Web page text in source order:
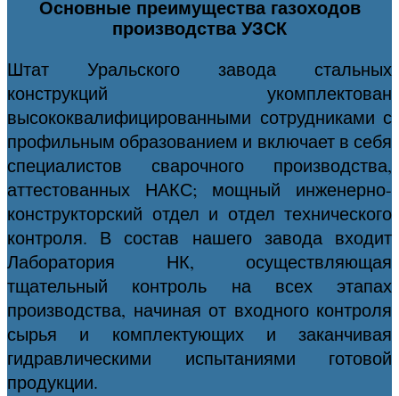
Основные преимущества газоходов
производства УЗСК
Штат Уральского завода стальных
конструкций укомплектован
высококвалифицированными сотрудниками с
профильным образованием и включает в себя
специалистов сварочного производства,
аттестованных НАКС; мощный инженерно-
конструкторский отдел и отдел технического
контроля. В состав нашего завода входит
Лаборатория НК, осуществляющая
тщательный контроль на всех этапах
производства, начиная от входного контроля
сырья и комплектующих и заканчивая
гидравлическими испытаниями готовой
продукции.